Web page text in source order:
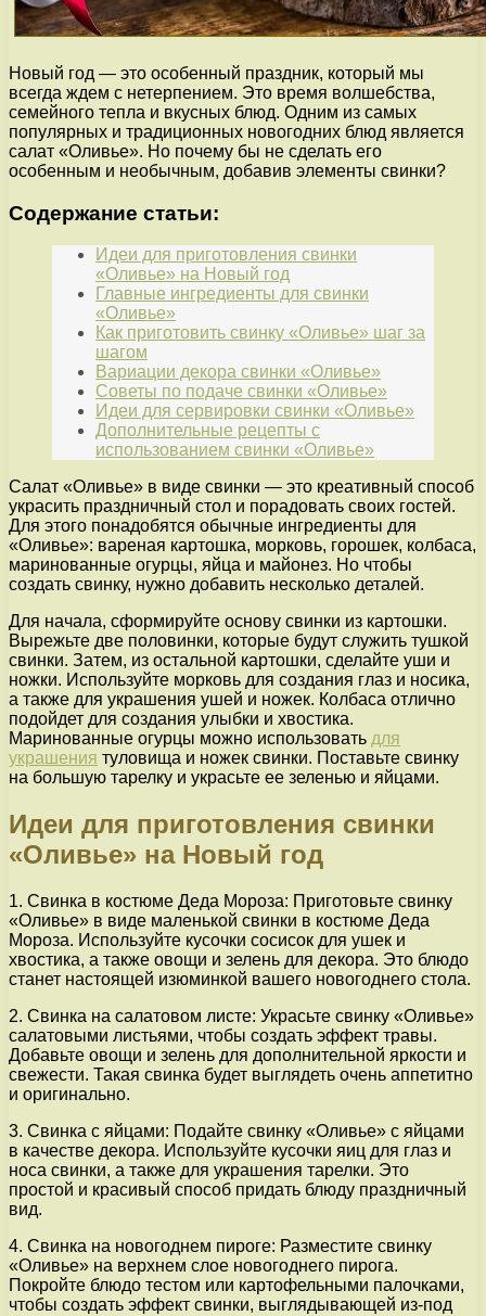
Новый год — это особенный праздник, который мы
всегда ждем с нетерпением. Это время волшебства,
семейного тепла и вкусных блюд. Одним из самых
популярных и традиционных новогодних блюд является
салат «Оливье». Но почему бы не сделать его
особенным и необычным, добавив элементы свинки?
Содержание статьи:
Идеи для приготовления свинки
«Оливье» на Новый год
Главные ингредиенты для свинки
«Оливье»
Как приготовить свинку «Оливье» шаг за
шагом
Вариации декора свинки «Оливье»
Советы по подаче свинки «Оливье»
Идеи для сервировки свинки «Оливье»
Дополнительные рецепты с
использованием свинки «Оливье»
Салат «Оливье» в виде свинки — это креативный способ
украсить праздничный стол и порадовать своих гостей.
Для этого понадобятся обычные ингредиенты для
«Оливье»: вареная картошка, морковь, горошек, колбаса,
маринованные огурцы, яйца и майонез. Но чтобы
создать свинку, нужно добавить несколько деталей.
Для начала, сформируйте основу свинки из картошки.
Вырежьте две половинки, которые будут служить тушкой
свинки. Затем, из остальной картошки, сделайте уши и
ножки. Используйте морковь для создания глаз и носика,
а также для украшения ушей и ножек. Колбаса отлично
подойдет для создания улыбки и хвостика.
Маринованные огурцы можно использовать для
украшения туловища и ножек свинки. Поставьте свинку
на большую тарелку и украсьте ее зеленью и яйцами.
Идеи для приготовления свинки
«Оливье» на Новый год
1. Свинка в костюме Деда Мороза: Приготовьте свинку
«Оливье» в виде маленькой свинки в костюме Деда
Мороза. Используйте кусочки сосисок для ушек и
хвостика, а также овощи и зелень для декора. Это блюдо
станет настоящей изюминкой вашего новогоднего стола.
2. Свинка на салатовом листе: Украсьте свинку «Оливье»
салатовыми листьями, чтобы создать эффект травы.
Добавьте овощи и зелень для дополнительной яркости и
свежести. Такая свинка будет выглядеть очень аппетитно
и оригинально.
3. Свинка с яйцами: Подайте свинку «Оливье» с яйцами
в качестве декора. Используйте кусочки яиц для глаз и
носа свинки, а также для украшения тарелки. Это
простой и красивый способ придать блюду праздничный
вид.
4. Свинка на новогоднем пироге: Разместите свинку
«Оливье» на верхнем слое новогоднего пирога.
Покройте блюдо тестом или картофельными палочками,
чтобы создать эффект свинки, выглядывающей из-под